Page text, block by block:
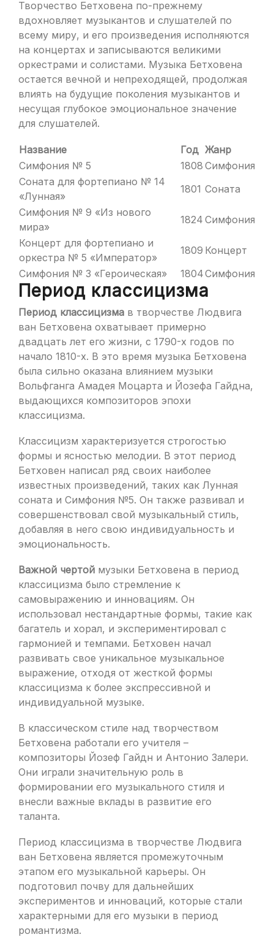
Творчество Бетховена по-прежнему
вдохновляет музыкантов и слушателей по
всему миру, и его произведения исполняются
на концертах и записываются великими
оркестрами и солистами. Музыка Бетховена
остается вечной и непреходящей, продолжая
влиять на будущие поколения музыкантов и
несущая глубокое эмоциональное значение
для слушателей.
Название Год Жанр
Симфония № 5
1808 Симфония
Соната для фортепиано № 14
«Лунная»
1801 Соната
Симфония № 9 «Из нового
мира»
1824 Симфония
Концерт для фортепиано и
оркестра № 5 «Император»
1809 Концерт
Симфония № 3 «Героическая»
1804Симфония
Период классицизма
Период классицизма в творчестве Людвига
ван Бетховена охватывает примерно
двадцать лет его жизни, с 1790-х годов по
начало 1810-х. В это время музыка Бетховена
была сильно оказана влиянием музыки
Вольфганга Амадея Моцарта и Йозефа Гайдна,
выдающихся композиторов эпохи
классицизма.
Классицизм характеризуется строгостью
формы и ясностью мелодии. В этот период
Бетховен написал ряд своих наиболее
известных произведений, таких как Лунная
соната и Симфония №5. Он также развивал и
совершенствовал свой музыкальный стиль,
добавляя в него свою индивидуальность и
эмоциональность.
Важной чертой музыки Бетховена в период
классицизма было стремление к
самовыражению и инновациям. Он
использовал нестандартные формы, такие как
багатель и хорал, и экспериментировал с
гармонией и темпами. Бетховен начал
развивать свое уникальное музыкальное
выражение, отходя от жесткой формы
классицизма к более экспрессивной и
индивидуальной музыке.
В классическом стиле над творчеством
Бетховена работали его учителя –
композиторы Йозеф Гайдн и Антонио Залери.
Они играли значительную роль в
формировании его музыкального стиля и
внесли важные вклады в развитие его
таланта.
Период классицизма в творчестве Людвига
ван Бетховена является промежуточным
этапом его музыкальной карьеры. Он
подготовил почву для дальнейших
экспериментов и инноваций, которые стали
характерными для его музыки в период
романтизма.